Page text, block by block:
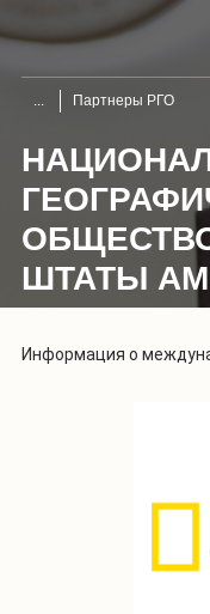
Партнеры РГО
ШТАТЫ
Информация о